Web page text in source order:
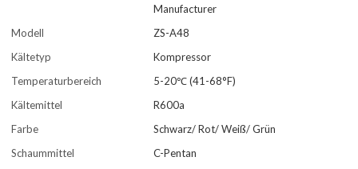
Manufacturer
Modell
ZS-A48
Kältetyp
Kompressor
Temperaturbereich
5-20℃ (41-68°F)
Kältemittel
R600a
Farbe
Schwarz/ Rot/ Weiß/ Grün
Schaummittel
C-Pentan